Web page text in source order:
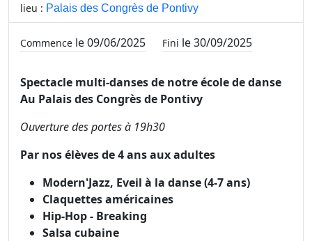
lieu : Palais des Congrès de Pontivy
Commence le 09/06/2025 Fini le 30/09/2025
Spectacle multi-danses de notre école de danse
Au Palais des Congrès de Pontivy
Ouverture des portes à 19h30
Par nos élèves de 4 ans aux adultes
Modern'Jazz, Eveil à la danse (4-7 ans)
Claquettes américaines
Hip-Hop - Breaking
Salsa cubaine